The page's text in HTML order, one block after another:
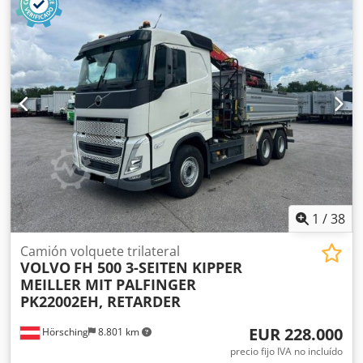
de 10 transportadores el armario de control es gratuito.
También a la venta: - transportadores de gravedad - aprox.
260 MB - arcos de rodillos con accionamiento - aprox. 24
metros - Módulo de cinta transportadora de rodillos para
transferencia direccional de 90 grados - 15 piezas
(incluidos aprox. 30 m de transportadores con
accionamiento) - Cintas transportadoras de rodillos con un
ancho de rodillo de 80 cm - aprox. 15 metros - Cintas
transportadoras de PVC con un ancho de banda de 80 cm -
aprox. 30 metros - cajas de control para transportadores -
Báscula dinámica DWT/HC 30S - 2 uds. - Estanterías Karton
Flow de varios tamaños Cjdpopxnu Refx Ah Djrf
1 /38
Hörsching 8.801 km
Camión volquete trilateral
VOLVO FH 500 3-SEITEN KIPPER
MEILLER MIT PALFINGER
PK22002EH, RETARDER
EUR 228.000
precio fijo IVA no incluído